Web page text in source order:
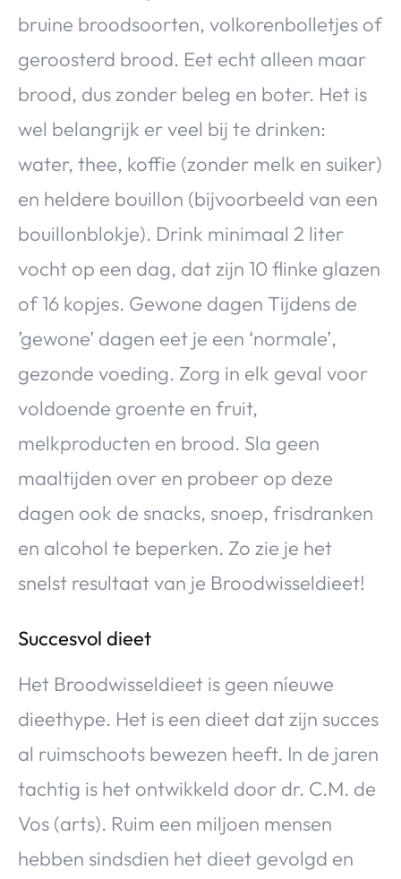
bruine broodsoorten, volkorenbolletjes of
geroosterd brood. Eet echt alleen maar
brood, dus zonder beleg en boter. Het is
wel belangrijk er veel bij te drinken:
water, thee, koffie (zonder melk en suiker)
en heldere bouillon (bijvoorbeeld van een
bouillonblokje). Drink minimaal 2 liter
vocht op een dag, dat zijn 10 flinke glazen
of 16 kopjes. Gewone dagen Tijdens de
’gewone’ dagen eet je een ‘normale’,
gezonde voeding. Zorg in elk geval voor
voldoende groente en fruit,
melkproducten en brood. Sla geen
maaltijden over en probeer op deze
dagen ook de snacks, snoep, frisdranken
en alcohol te beperken. Zo zie je het
snelst resultaat van je Broodwisseldieet!
Succesvol dieet
Het Broodwisseldieet is geen níeuwe
dieethype. Het is een dieet dat zijn succes
al ruimschoots bewezen heeft. In de jaren
tachtig is het ontwikkeld door dr. C.M. de
Vos (arts). Ruim een miljoen mensen
hebben sindsdien het dieet gevolgd en